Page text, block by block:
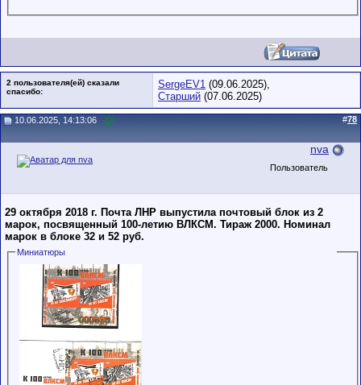
2 пользователя(ей) сказали
cпасибо:
SergeEV1 (09.06.2025),
Старший (07.06.2025)
10.06.2025, 14:13:06 #78
nva
Пользователь
29 октября 2018 г. Почта ЛНР выпустила почтовый блок из 2
марок, посвященный 100-летию ВЛКСМ. Тираж 2000. Номинал
марок в блоке 32 и 52 руб.
Миниатюры